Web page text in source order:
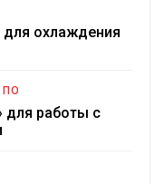
для охлаждения
ПО
для работы с